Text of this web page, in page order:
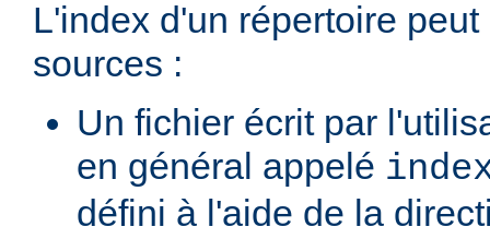
L'index d'un répertoire
sources :
Un fichier écrit par
en général appelé
défini à l'aide de la